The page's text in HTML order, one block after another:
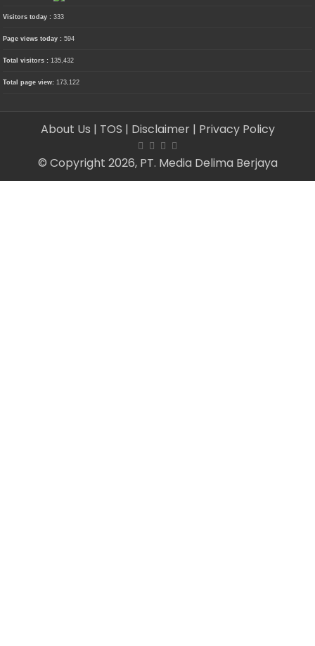
Visitors today :333
Page views today :594
Total visitors :135,432
Total page view:173,122
About Us | TOS | Disclaimer | Privacy Policy
© Copyright 2026, PT. Media Delima Berjaya